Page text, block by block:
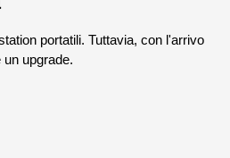
portatili. Tuttavia, con l'arrivo
upgrade.